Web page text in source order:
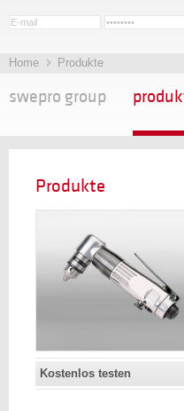
Home Produkte
swepro group
Produkte
Kostenlos testen